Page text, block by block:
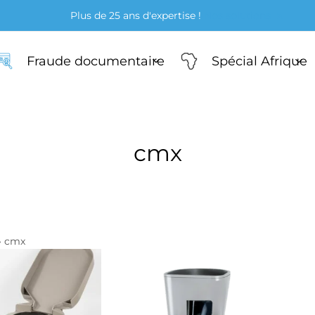
Plus de 25 ans d'expertise !
Fraude documentaire Spécial Afrique
cmx
cmx